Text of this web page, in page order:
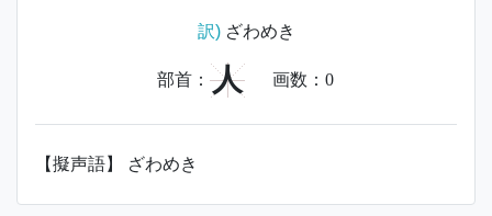
訳)ざわめき
部首： 人 画数： 0
【擬声語】 ざわめき